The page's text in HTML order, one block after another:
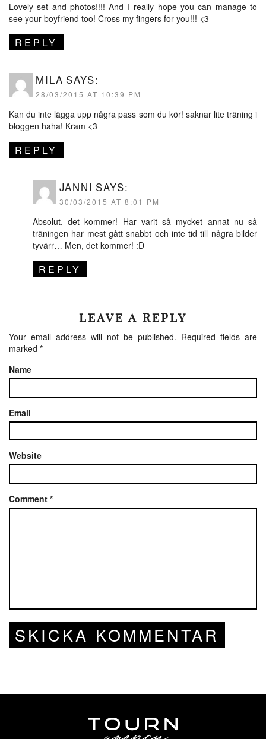
Lovely set and photos!!!! And I really hope you can manage to
see your boyfriend too! Cross my fingers for you!!! <3
REPLY
MILA SAYS:
28/03/2015 AT 10:39 PM
Kan du inte lägga upp några pass som du kör! saknar lite träning i
bloggen haha! Kram <3
REPLY
JANNI SAYS:
30/03/2015 AT 8:01 PM
Absolut, det kommer! Har varit så mycket annat nu så
träningen har mest gått snabbt och inte tid till några bilder
tyvärr… Men, det kommer! :D
REPLY
LEAVE A REPLY
Your email address will not be published. Required fields are
marked *
Name
Email
Website
Comment *
SKICKA KOMMENTAR